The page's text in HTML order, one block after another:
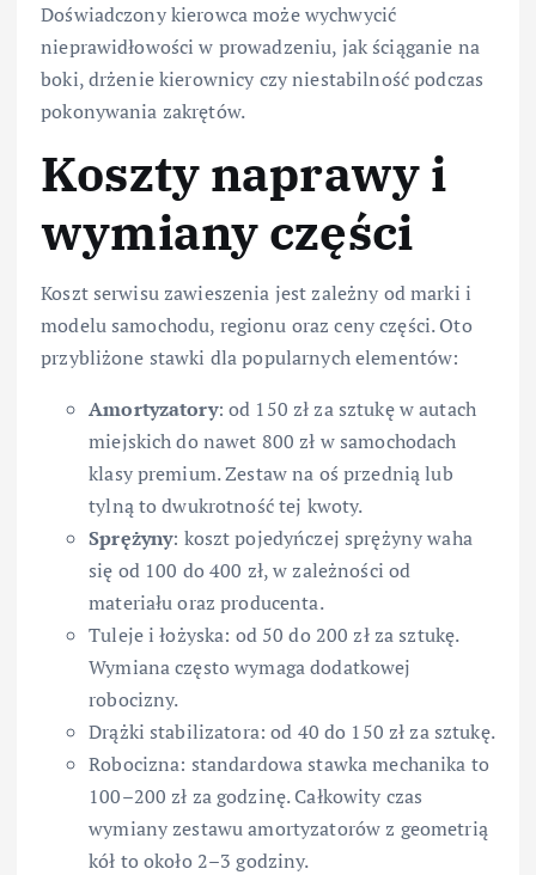
Doświadczony kierowca może wychwycić
nieprawidłowości w prowadzeniu, jak ściąganie na
boki, drżenie kierownicy czy niestabilność podczas
pokonywania zakrętów.
Koszty naprawy i
wymiany części
Koszt serwisu zawieszenia jest zależny od marki i
modelu samochodu, regionu oraz ceny części. Oto
przybliżone stawki dla popularnych elementów:
Amortyzatory: od 150 zł za sztukę w autach
miejskich do nawet 800 zł w samochodach
klasy premium. Zestaw na oś przednią lub
tylną to dwukrotność tej kwoty.
Sprężyny: koszt pojedyńczej sprężyny waha
się od 100 do 400 zł, w zależności od
materiału oraz producenta.
Tuleje i łożyska: od 50 do 200 zł za sztukę.
Wymiana często wymaga dodatkowej
robocizny.
Drążki stabilizatora: od 40 do 150 zł za sztukę.
Robocizna: standardowa stawka mechanika to
100–200 zł za godzinę. Całkowity czas
wymiany zestawu amortyzatorów z geometrią
kół to około 2–3 godziny.